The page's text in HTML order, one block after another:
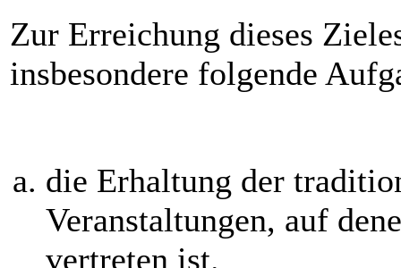
Zur Erreichung dieses
insbesondere folgende
die Erhaltung der
Veranstaltungen, auf
vertreten ist.